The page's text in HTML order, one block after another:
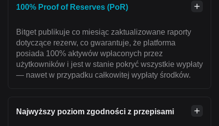
100% Proof of Reserves (PoR)
Bitget publikuje co miesiąc zaktualizowane raporty
dotyczące rezerw, co gwarantuje, że platforma
posiada 100% aktywów wpłaconych przez
użytkowników i jest w stanie pokryć wszystkie wypłaty
— nawet w przypadku całkowitej wypłaty środków.
Najwyższy poziom zgodności z przepisami